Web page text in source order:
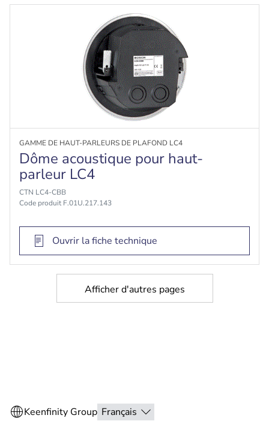
GAMME DE HAUT-PARLEURS DE PLAFOND LC4
Dôme acoustique pour haut-
parleur LC4
CTN LC4-CBB
Code produit F.01U.217.143
Ouvrir la fiche technique
Afficher d'autres pages